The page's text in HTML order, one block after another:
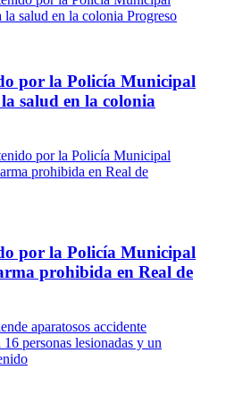
por la Policía Municipal
salud en la colonia
por la Policía Municipal
prohibida en Real de